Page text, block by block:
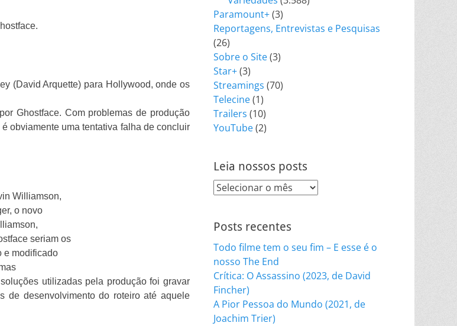
(David Arquette) para Hollywood, onde os
Ghostface. Com problemas de produção
é obviamente uma tentativa falha de concluir
Williamson,
o novo
seriam os
e modificado
utilizadas pela produção foi gravar
de desenvolvimento do roteiro até aquele
Paramount+(3)
Reportagens, Entrevistas e Pesquisas
(26)
Sobre o Site(3)
Star+(3)
Streamings (70)
Telecine(1)
Trailers (10)
YouTube(2)
Leia nossos posts
Leia
Posts recentes
Todo filme tem o seu fim – E esse é o
nosso The End
Crítica: O Assassino (2023, de David
Fincher)
A Pior Pessoa do Mundo (2021, de
Joachim Trier)